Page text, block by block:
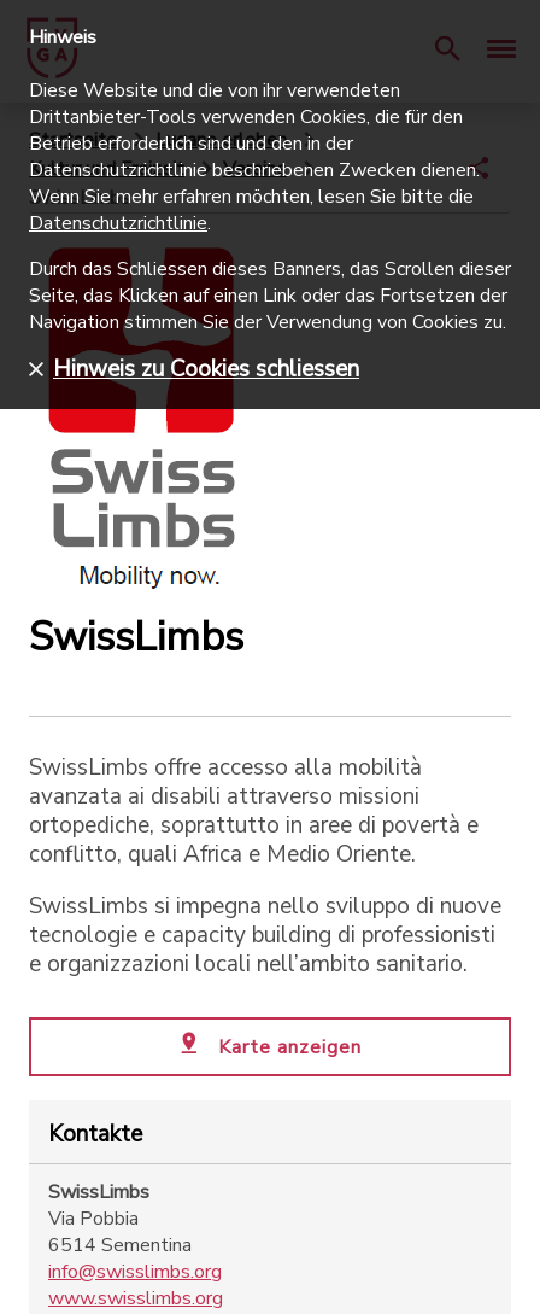
Startseite
Lugano erleben
Kultur und Freizeit
Vereine
SwissLimbs
SwissLimbs
SwissLimbs offre accesso alla mobilità
avanzata ai disabili attraverso missioni
ortopediche, soprattutto in aree di povertà e
conflitto, quali Africa e Medio Oriente.
SwissLimbs si impegna nello sviluppo di nuove
tecnologie e capacity building di professionisti
e organizzazioni locali nell’ambito sanitario.
Karte anzeigen
Kontakte
SwissLimbs
Via Pobbia
6514 Sementina
info@swisslimbs.org
www.swisslimbs.org
Hinweis
Diese Website und die von ihr verwendeten
Drittanbieter-Tools verwenden Cookies, die für den
Betrieb erforderlich sind und den in der
Datenschutzrichtlinie beschriebenen Zwecken dienen.
Wenn Sie mehr erfahren möchten, lesen Sie bitte die
Datenschutzrichtlinie.
Durch das Schliessen dieses Banners, das Scrollen dieser
Seite, das Klicken auf einen Link oder das Fortsetzen der
Navigation stimmen Sie der Verwendung von Cookies zu.
Hinweis zu Cookies schliessen